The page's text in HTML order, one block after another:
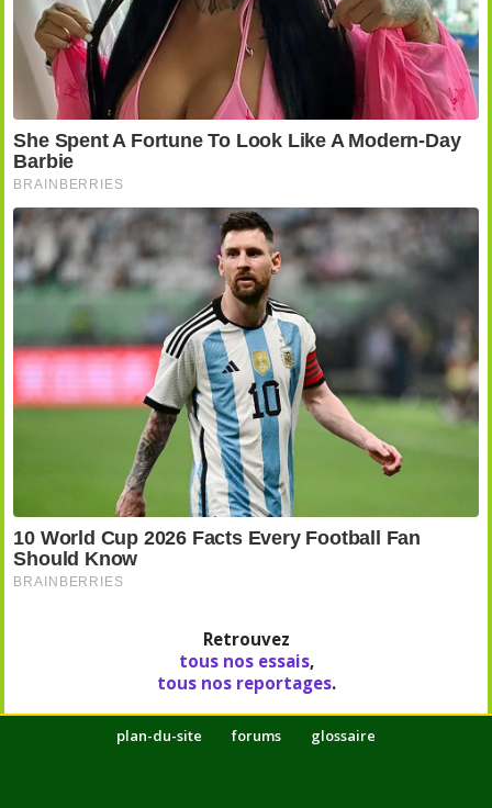
Retrouvez
tous nos essais,
tous nos reportages.
plan-du-site forums glossaire